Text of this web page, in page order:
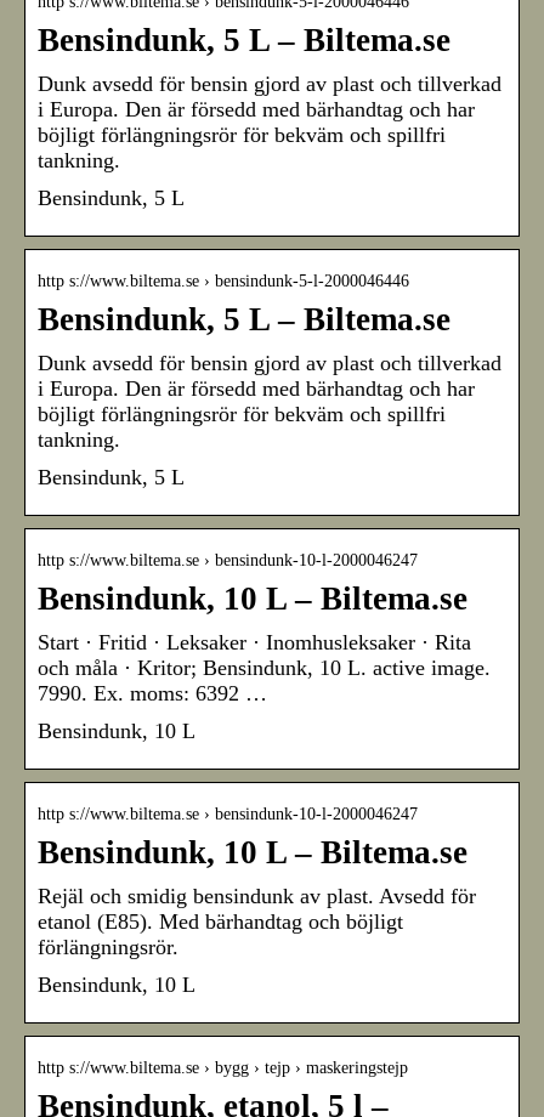
Bensindunk, 5 L – Biltema.se
Dunk avsedd för bensin gjord av plast och tillverkad
i Europa. Den är försedd med bärhandtag och har
böjligt förlängningsrör för bekväm och spillfri
tankning.
Bensindunk, 5 L
http s://www.biltema.se › bensindunk-5-l-2000046446
Bensindunk, 5 L – Biltema.se
Dunk avsedd för bensin gjord av plast och tillverkad
i Europa. Den är försedd med bärhandtag och har
böjligt förlängningsrör för bekväm och spillfri
tankning.
Bensindunk, 5 L
http s://www.biltema.se › bensindunk-10-l-2000046247
Bensindunk, 10 L – Biltema.se
Start · Fritid · Leksaker · Inomhusleksaker · Rita
och måla · Kritor; Bensindunk, 10 L. active image.
7990. Ex. moms: 6392 …
Bensindunk, 10 L
http s://www.biltema.se › bensindunk-10-l-2000046247
Bensindunk, 10 L – Biltema.se
Rejäl och smidig bensindunk av plast. Avsedd för
etanol (E85). Med bärhandtag och böjligt
förlängningsrör.
Bensindunk, 10 L
http s://www.biltema.se › bygg › tejp › maskeringstejp
Bensindunk, etanol, 5 l –